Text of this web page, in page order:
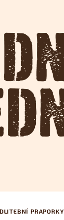
PRAPORKY